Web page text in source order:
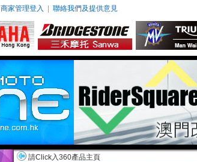
商家管理登入 聯絡我們及提供意見
請Click入360產品主頁